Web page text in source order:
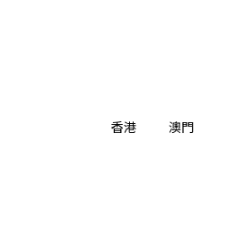
香港 澳門